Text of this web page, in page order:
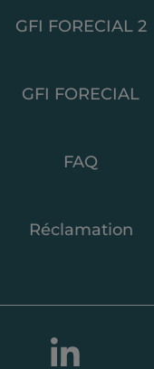
GFI FORECIAL 2
GFI FORECIAL
FAQ
Réclamation